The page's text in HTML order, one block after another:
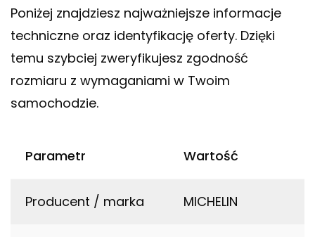
Poniżej znajdziesz najważniejsze informacje
techniczne oraz identyfikację oferty. Dzięki
temu szybciej zweryfikujesz zgodność
rozmiaru z wymaganiami w Twoim
samochodzie.
Parametr Wartość
Producent / marka MICHELIN